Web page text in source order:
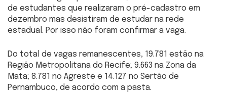
de estudantes que realizaram o pré-cadastro em
dezembro mas desistiram de estudar na rede
estadual. Por isso não foram confirmar a vaga.
Do total de vagas remanescentes, 19.781 estão na
Região Metropolitana do Recife; 9.663 na Zona da
Mata; 8.781 no Agreste e 14.127 no Sertão de
Pernambuco, de acordo com a pasta.